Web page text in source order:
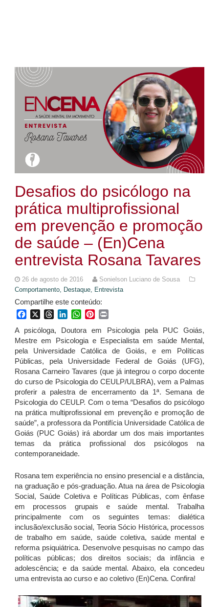
Desafios do psicólogo na
prática multiprofissional
em prevenção e promoção
de saúde – (En)Cena
entrevista Rosana Tavares
26 de agosto de 2016
Sonielson Luciano de Sousa
Comportamento, Destaque, Entrevista
Compartilhe este conteúdo:
FacebookThreadsLinkedInWhatsApp
Pinterest
A psicóloga, Doutora em Psicologia pela PUC Goiás,
Mestre em Psicologia e Especialista em saúde Mental,
pela Universidade Católica de Goiás, e em Políticas
Públicas, pela Universidade Federal de Goiás (UFG),
Rosana Carneiro Tavares (que já integrou o corpo docente
do curso de Psicologia do CEULP/ULBRA), vem a Palmas
proferir a palestra de encerramento da 1ª. Semana de
Psicologia do CEULP. Com o tema “Desafios do psicólogo
na prática multiprofissional em prevenção e promoção de
saúde”, a professora da Pontifícia Universidade Católica de
Goiás (PUC Goiás) irá abordar um dos mais importantes
temas da prática profissional dos psicólogos na
contemporaneidade.
Rosana tem experiência no ensino presencial e a distância,
na graduação e pós-graduação. Atua na área de Psicologia
Social, Saúde Coletiva e Políticas Públicas, com ênfase
em processos grupais e saúde mental. Trabalha
principalmente com os seguintes temas: dialética
inclusão/exclusão social, Teoria Sócio Histórica, processos
de trabalho em saúde, saúde coletiva, saúde mental e
reforma psiquiátrica. Desenvolve pesquisas no campo das
políticas públicas; dos direitos sociais; da infância e
adolescência; e da saúde mental. Abaixo, ela concedeu
uma entrevista ao curso e ao coletivo (En)Cena. Confira!